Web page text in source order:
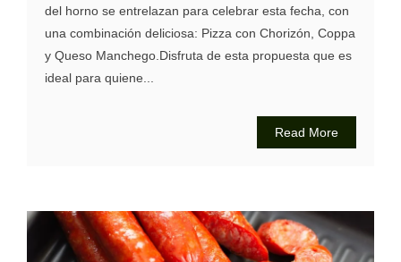
del horno se entrelazan para celebrar esta fecha, con
una combinación deliciosa: Pizza con Chorizón, Coppa
y Queso Manchego.Disfruta de esta propuesta que es
ideal para quiene...
Read More